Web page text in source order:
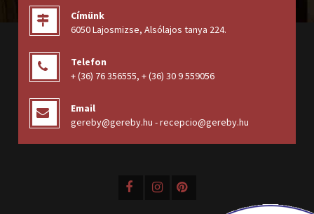
Címünk
6050 Lajosmizse, Alsólajos tanya 224.
Telefon
+ (36) 76 356555, + (36) 30 9 559056
Email
gereby@gereby.hu - recepcio@gereby.hu